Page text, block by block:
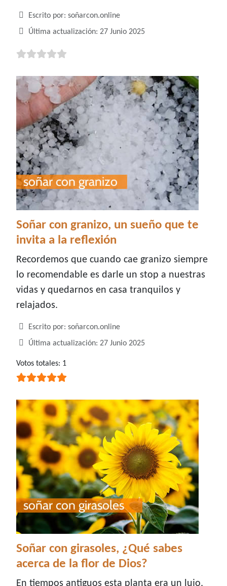
Detalles
Escrito por: soñarcon.online
Última actualización: 27 Junio 2025
Soñar con granizo, un sueño que te
invita a la reflexión
Recordemos que cuando cae granizo siempre
lo recomendable es darle un stop a nuestras
vidas y quedarnos en casa tranquilos y
relajados.
Detalles
Escrito por: soñarcon.online
Última actualización: 27 Junio 2025
Ratio:5/5
Votos totales: 1
Soñar con girasoles, ¿Qué sabes
acerca de la flor de Dios?
En tiempos antiguos esta planta era un lujo,